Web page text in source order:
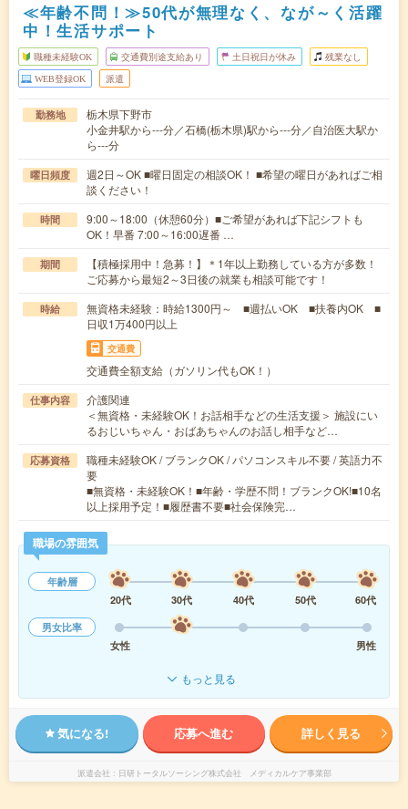
≪年齢不問！≫50代が無理なく、なが～く活躍
中！生活サポート
職種未経験OK 交通費別途支給あり 土日祝日が休み 残業なし
WEB登録OK 派遣
勤務地
栃木県下野市
小金井駅から---分／石橋(栃木県)駅から---分／自治医大駅か
ら---分
曜日頻度
週2日～OK ■曜日固定の相談OK！ ■希望の曜日があればご相
談ください！
時間
9:00～18:00（休憩60分）■ご希望があれば下記シフトも
OK！早番 7:00～16:00遅番 …
期間
【積極採用中！急募！】＊1年以上勤務している方が多数！
ご応募から最短2～3日後の就業も相談可能です！
時給
無資格未経験：時給1300円～ ■週払いOK ■扶養内OK ■
日収1万400円以上
交通費
交通費全額支給（ガソリン代もOK！）
仕事内容
介護関連
＜無資格・未経験OK！お話相手などの生活支援＞ 施設にい
るおじいちゃん・おばあちゃんのお話し相手など…
応募資格
職種未経験OK / ブランクOK / パソコンスキル不要 / 英語力不
要
■無資格・未経験OK！■年齢・学歴不問！ブランクOK!■10名
以上採用予定！■履歴書不要■社会保険完…
職場の雰囲気
年齢層
20代
30代 40代 50代
60代
男女比率
女性
男性
もっと見る
気になる! 応募へ進む 詳しく見る
派遣会社 日研トータルソーシング株式会社 メディカルケア事業部